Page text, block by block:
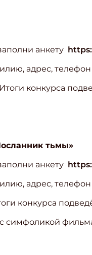
анкету
адрес,
конкурса
тьмы»
анкету
адрес,
конкурса
симфоликой